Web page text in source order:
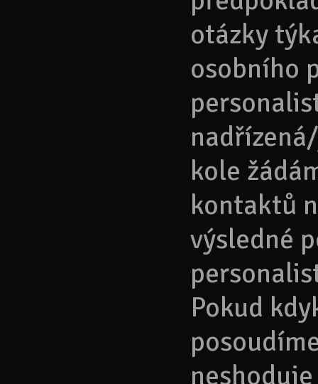
otázky
osobního
kole
kontaktů
výsledné
Pokud